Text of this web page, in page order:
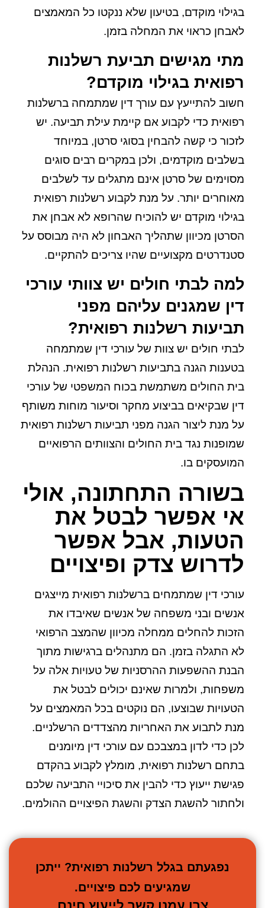
בגילוי מוקדם, בטיעון שלא ננקטו כל המאמצים
לאבחן כראוי את המחלה בזמן.
מתי מגישים תביעת רשלנות
רפואית בגילוי מוקדם?
חשוב להתייעץ עם עורך דין שמתמחה ברשלנות
רפואית כדי לקבוע אם קיימת עילת תביעה. יש
לזכור כי קשה להבחין בסוגי סרטן, במיוחד
בשלבים מוקדמים, ולכן במקרים רבים סוגים
מסוימים של סרטן אינם מתגלים עד לשלבים
מאוחרים יותר. על מנת לקבוע רשלנות רפואית
בגילוי מוקדם יש להוכיח שהרופא לא אבחן את
הסרטן מכיוון שתהליך האבחון לא היה מבוסס על
סטנדרטים מקצועיים שהיו צריכים להתקיים.
למה לבתי חולים יש צוותי עורכי
דין שמגנים עליהם מפני
תביעות רשלנות רפואית?
לבתי חולים יש צוות של עורכי דין שמתמחה
בטענות הגנה בתביעות רשלנות רפואית. הנהלת
בית החולים משתמשת בכוח המשפטי של עורכי
דין שבקיאים בביצוע מחקר וסיעור מוחות משותף
על מנת ליצור הגנה מפני תביעות רשלנות רפואית
שמופנות נגד בית החולים והצוותים הרפואיים
המועסקים בו.
בשורה התחתונה, אולי
אי אפשר לבטל את
הטעות, אבל אפשר
לדרוש צדק ופיצויים
עורכי דין שמתמחים ברשלנות רפואית מייצגים
אנשים ובני משפחה של אנשים שאיבדו את
הזכות להחלים ממחלה מכיוון שהמצב הרפואי
לא התגלה בזמן. הם מתנהלים ברגישות מתוך
הבנת ההשפעות ההרסניות של טעויות אלה על
משפחות, ולמרות שאינם יכולים לבטל את
הטעויות שבוצעו, הם נוקטים בכל המאמצים על
מנת לתבוע את האחריות מהצדדים הרשלניים.
לכן כדי לדון במצבכם עם עורכי דין מיומנים
בתחם רשלנות רפואית, מומלץ לקבוע בהקדם
פגישת ייעוץ כדי להבין את סיכויי התביעה שלכם
ולחתור להשגת הצדק והשגת הפיצויים ההולמים.
נפגעתם בגלל רשלנות רפואית? ייתכן
שמגיעים לכם פיצויים.